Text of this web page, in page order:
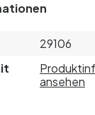
29106
ansehen